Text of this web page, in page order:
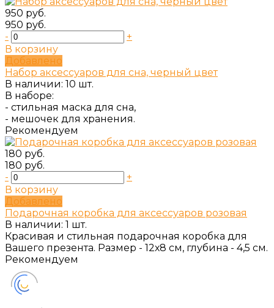
950 руб.
950 руб.
-
+
В корзину
Добавлено
Набор аксессуаров для сна, черный цвет
В наличии: 10 шт.
В наборе:
- стильная маска для сна,
- мешочек для хранения.
Рекомендуем
180 руб.
180 руб.
-
+
В корзину
Добавлено
Подарочная коробка для аксессуаров розовая
В наличии: 1 шт.
Красивая и стильная подарочная коробка для
Вашего презента. Размер - 12х8 см, глубина - 4,5 см.
Рекомендуем